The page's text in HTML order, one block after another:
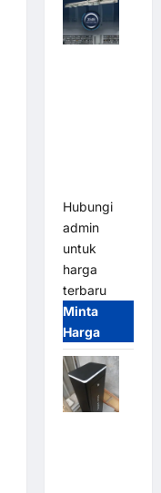
Hubungi
admin
untuk
harga
terbaru
Minta
Harga